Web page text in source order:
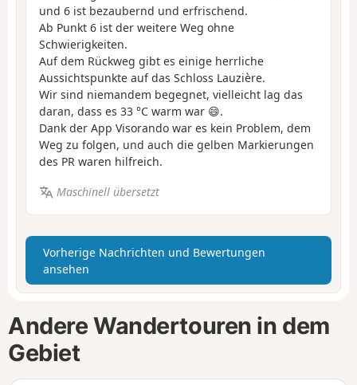
und 6 ist bezaubernd und erfrischend.
Ab Punkt 6 ist der weitere Weg ohne
Schwierigkeiten.
Auf dem Rückweg gibt es einige herrliche
Aussichtspunkte auf das Schloss Lauzière.
Wir sind niemandem begegnet, vielleicht lag das
daran, dass es 33 °C warm war 😄.
Dank der App Visorando war es kein Problem, dem
Weg zu folgen, und auch die gelben Markierungen
des PR waren hilfreich.
Maschinell übersetzt
Vorherige Nachrichten und Bewertungen
ansehen
Andere Wandertouren in dem
Gebiet